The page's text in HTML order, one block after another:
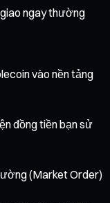
ngay thường
vào nền tảng
đồng tiền bạn sử
(Market Order)